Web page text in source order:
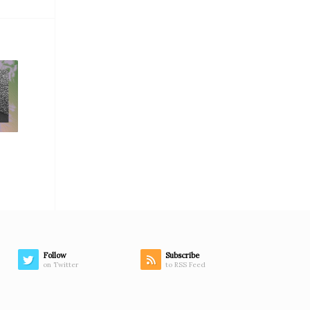
Follow
on Twitter
Subscribe
to RSS Feed